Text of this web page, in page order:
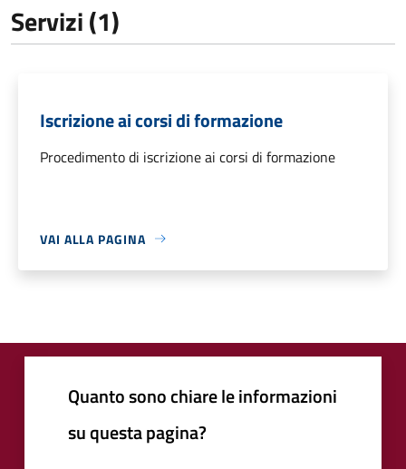
Servizi (1)
Iscrizione ai corsi di formazione
Procedimento di iscrizione ai corsi di formazione
VAI ALLA PAGINA
Quanto sono chiare le informazioni
su questa pagina?